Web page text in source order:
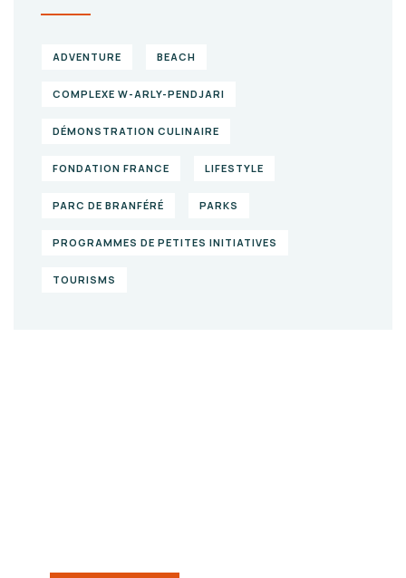
ADVENTURE BEACH
COMPLEXE W-ARLY-PENDJARI
DÉMONSTRATION CULINAIRE
FONDATION FRANCE LIFESTYLE
PARC DE BRANFÉRÉ PARKS
PROGRAMMES DE PETITES INITIATIVES
TOURISMS